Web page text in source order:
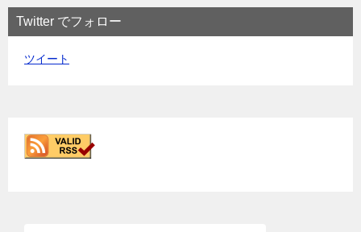
Twitter でフォロー
ツイート